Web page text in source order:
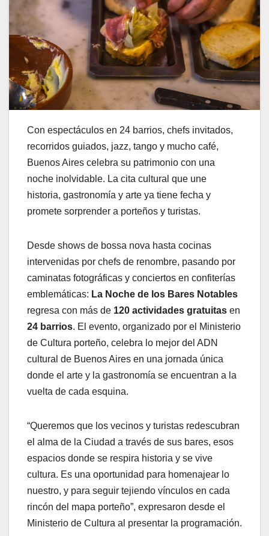
Con espectáculos en 24 barrios, chefs invitados,
recorridos guiados, jazz, tango y mucho café,
Buenos Aires celebra su patrimonio con una
noche inolvidable. La cita cultural que une
historia, gastronomía y arte ya tiene fecha y
promete sorprender a porteños y turistas.
Desde shows de bossa nova hasta cocinas
intervenidas por chefs de renombre, pasando por
caminatas fotográficas y conciertos en confiterías
emblemáticas: La Noche de los Bares Notables
regresa con más de 120 actividades gratuitas en
24 barrios. El evento, organizado por el Ministerio
de Cultura porteño, celebra lo mejor del ADN
cultural de Buenos Aires en una jornada única
donde el arte y la gastronomía se encuentran a la
vuelta de cada esquina.
“Queremos que los vecinos y turistas redescubran
el alma de la Ciudad a través de sus bares, esos
espacios donde se respira historia y se vive
cultura. Es una oportunidad para homenajear lo
nuestro, y para seguir tejiendo vínculos en cada
rincón del mapa porteño”, expresaron desde el
Ministerio de Cultura al presentar la programación.